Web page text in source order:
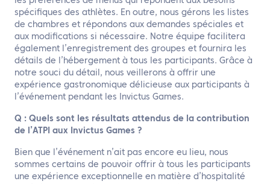
spécifiques des athlètes. En outre, nous gérons les listes
de chambres et répondons aux demandes spéciales et
aux modifications si nécessaire. Notre équipe facilitera
également l’enregistrement des groupes et fournira les
détails de l’hébergement à tous les participants. Grâce à
notre souci du détail, nous veillerons à offrir une
expérience gastronomique délicieuse aux participants à
l’événement pendant les Invictus Games.
Q : Quels sont les résultats attendus de la contribution
de l’ATPI aux Invictus Games ?
Bien que l’événement n’ait pas encore eu lieu, nous
sommes certains de pouvoir offrir à tous les participants
une expérience exceptionnelle en matière d’hospitalité